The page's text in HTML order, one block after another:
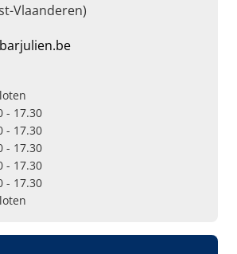
Vlaanderen)
- 17.30
- 17.30
- 17.30
- 17.30
- 17.30